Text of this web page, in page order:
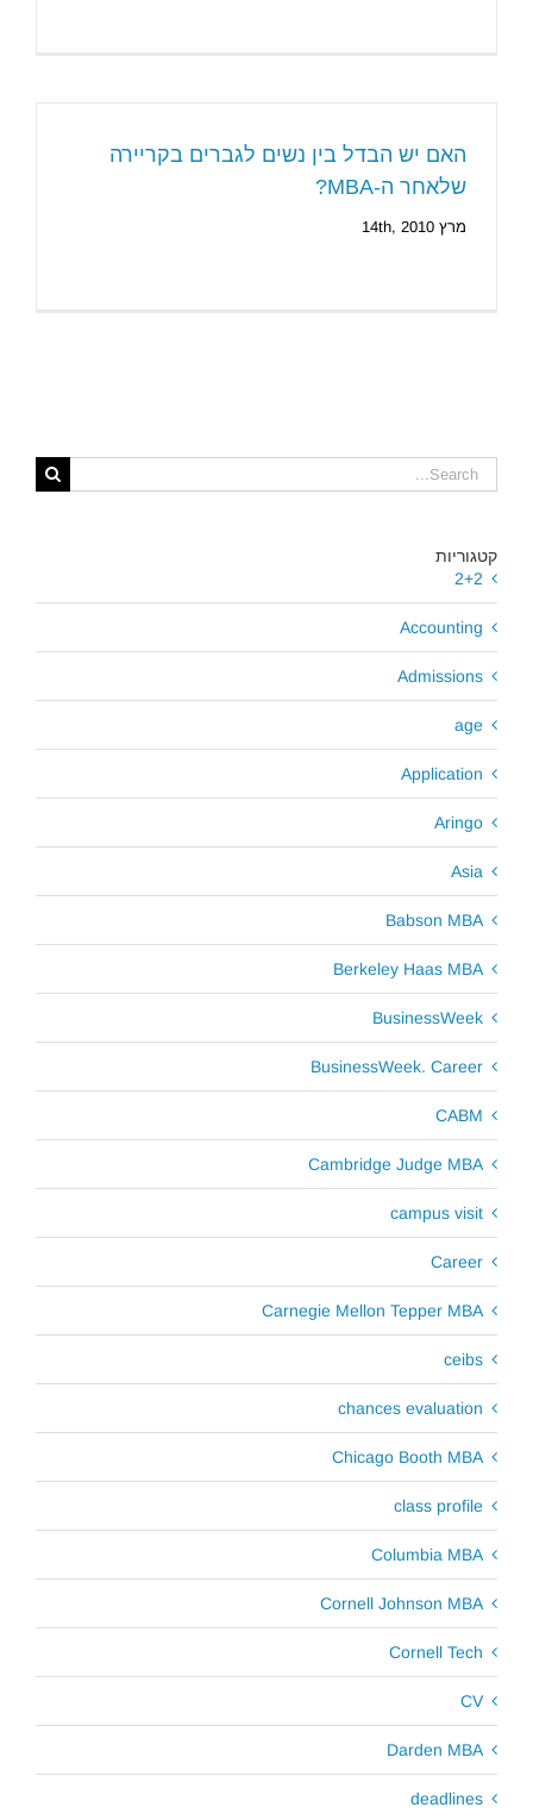
האם יש הבדל בין נשים לגברים בקריירה
שלאחר ה-MBA?
מרץ 14th, 2010
Search
for:
קטגוריות
2+2
Accounting
Admissions
age
Application
Aringo
Asia
Babson MBA
Berkeley Haas MBA
BusinessWeek
BusinessWeek. Career
CABM
Cambridge Judge MBA
campus visit
Career
Carnegie Mellon Tepper MBA
ceibs
chances evaluation
Chicago Booth MBA
class profile
Columbia MBA
Cornell Johnson MBA
Cornell Tech
CV
Darden MBA
deadlines